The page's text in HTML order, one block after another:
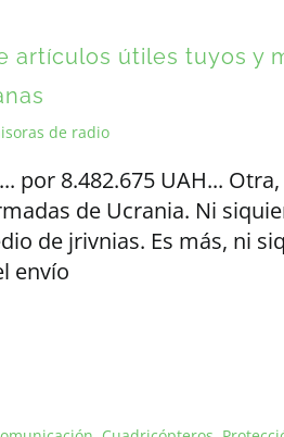
artículos útiles tuyos y
de radio
por 8.482.675 UAH...
de Ucrania. Ni
de jrivnias. Es más, ni
envío